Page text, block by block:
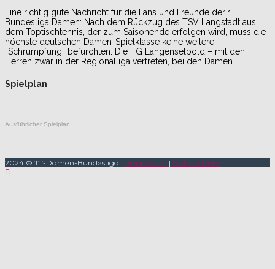
Eine richtig gute Nachricht für die Fans und Freunde der 1.
Bundesliga Damen: Nach dem Rückzug des TSV Langstadt aus
dem Toptischtennis, der zum Saisonende erfolgen wird, muss die
höchste deutschen Damen-Spielklasse keine weitere
„Schrumpfung“ befürchten. Die TG Langenselbold – mit den
Herren zwar in der Regionalliga vertreten, bei den Damen…
Spielplan
Ausführlicher Spielplan
2024 © TT-Damen-Bundesliga | Impressum | Datenschutz